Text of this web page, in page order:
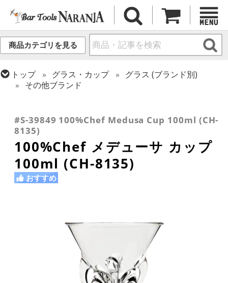
商品カテゴリを見る
トップ グラス・カップ
グラス (ブランド別)
その他ブランド
カクテルグラス (~139ml)
カクテルグラス (全サイズ)
#S-39849 100%Chef Medusa Cup 100ml (CH-
8135)
100%Chef メデューサ カップ
100ml (CH-8135)
おすすめ